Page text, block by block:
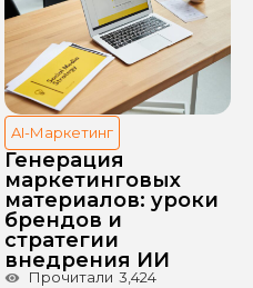
AI-Маркетинг
Генерация
маркетинговых
материалов: уроки
брендов и
стратегии
внедрения ИИ
Прочитали 3,424